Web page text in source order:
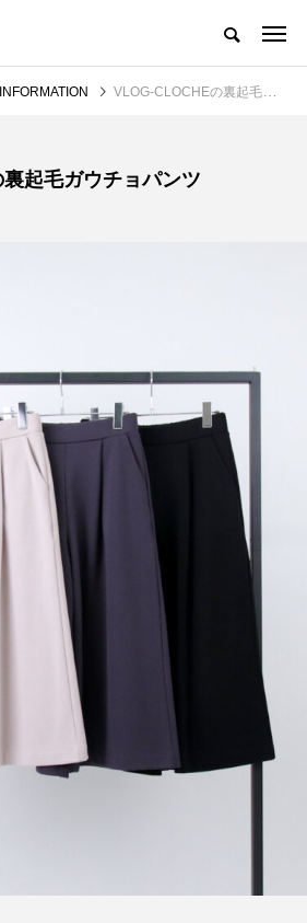
VLOG-CLOCHEの裏起毛ガウチョパンツ
起毛ガウチョパンツ